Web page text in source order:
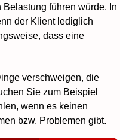
führen würde. In
der Klient lediglich
dass eine
verschweigen, die
Sie zum Beispiel
wenn es keinen
bzw. Problemen gibt.